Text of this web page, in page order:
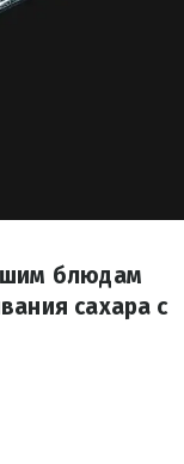
блюдам
сахара с